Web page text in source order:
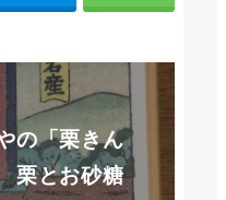
「栗きん
栗とお砂糖